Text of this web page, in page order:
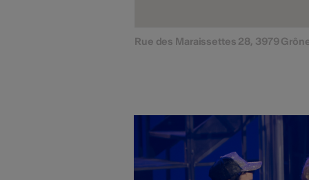
Rue des Maraissettes 28, 3979